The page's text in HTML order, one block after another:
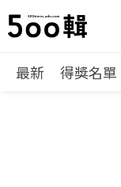
最新 得獎名單